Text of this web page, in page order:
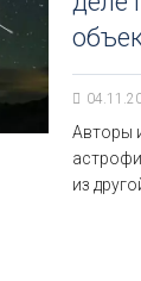
Авторы
из